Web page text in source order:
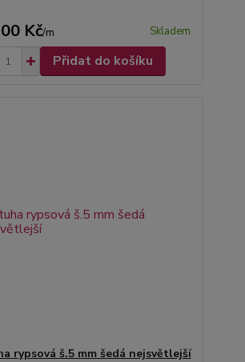
Kč/m Skladem
Přidat do košíku
rypsová š.5 mm šedá nejsvětlejší